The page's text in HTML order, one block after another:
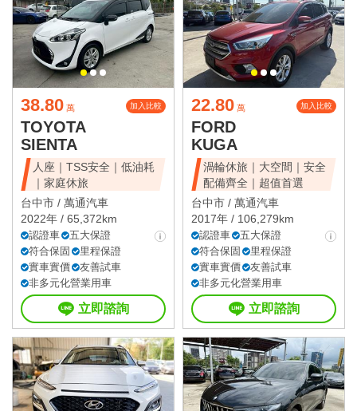
38.80 萬 加入比較
TOYOTA
SIENTA
人座｜TSS安全｜低油耗
｜家庭休旅
台中市 / 萬通汽車
2022年 / 65,372km
認證車
五大保證
符合保固
里程保證
實車實價
友善試車
非多元化營業用車
立即諮詢
22.80 萬 加入比較
FORD
KUGA
渦輪休旅｜大空間｜安全
配備齊全｜超值首選
台中市 / 萬通汽車
2017年 / 106,279km
認證車
五大保證
符合保固
里程保證
實車實價
友善試車
非多元化營業用車
立即諮詢